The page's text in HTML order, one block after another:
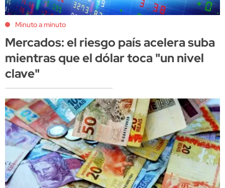
Minuto a minuto
Mercados: el riesgo país acelera suba
mientras que el dólar toca "un nivel
clave"